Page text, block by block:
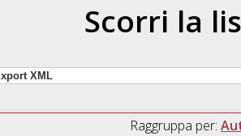
Scorri la
Raggruppa per: